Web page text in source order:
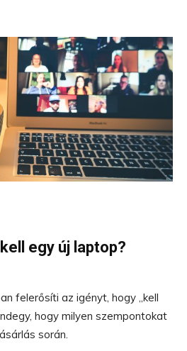
egy új laptop?
felerősíti az igényt, hogy „kell
hogy milyen szempontokat
során.